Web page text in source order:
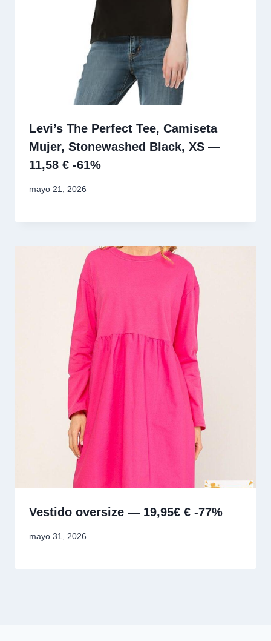
Levi’s The Perfect Tee, Camiseta
Mujer, Stonewashed Black, XS —
11,58 € -61%
mayo 21, 2026
Vestido oversize — 19,95€ € -77%
mayo 31, 2026